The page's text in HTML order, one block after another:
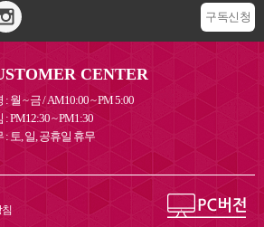
구독신청
CENTER
: 월 ~ 금 / AM10:00 ~ PM 5:00
: PM12:30 ~ PM1:30
: 토, 일, 공휴일 휴무